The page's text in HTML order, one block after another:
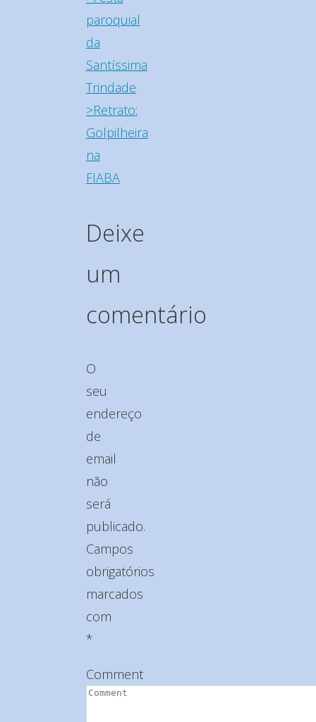
paroquial
da
Santíssima
Trindade
>Retrato:
Golpilheira
na
FIABA
Deixe
um
comentário
O
seu
endereço
de
email
não
será
publicado.
Campos
obrigatórios
marcados
com
*
Comment